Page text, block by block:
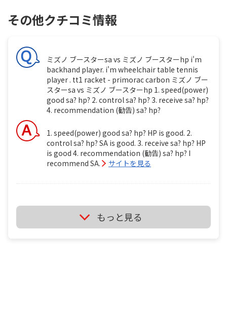
その他クチコミ情報
ミズノ ブースターsa vs ミズノ ブースターhp i'm
backhand player. i'm wheelchair table tennis
player . tt1 racket - primorac carbon ミズノ ブー
スターsa vs ミズノ ブースターhp 1. speed(power)
good sa? hp? 2. control sa? hp? 3. receive sa? hp?
4. recommendation (勧告) sa? hp?
1. speed(power) good sa? hp? HP is good. 2.
control sa? hp? SA is good. 3. receive sa? hp? HP
is good 4. recommendation (勧告) sa? hp? I
recommend SA.
サイトを見る
ミズノ ブースターsa vs ミズノ ブースターhp i'm
backhand player. i'm wheelchair table tennis
player . tt1 ミズノ ブースターsa vs ミズノ ブースタ
もっと見る